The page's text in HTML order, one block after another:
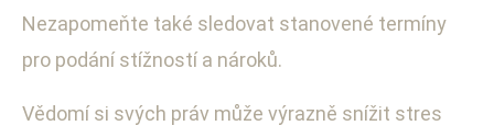
Nezapomeňte také sledovat stanovené termíny
pro podání stížností a nároků.
Vědomí si svých práv může výrazně snížit stres